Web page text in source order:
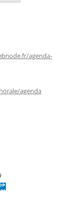
agenda-
agenda